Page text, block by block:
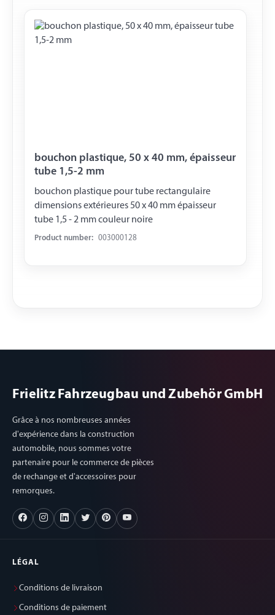
bouchon plastique, 50 x 40 mm, épaisseur
tube 1,5-2 mm
bouchon plastique pour tube rectangulaire
dimensions extérieures 50 x 40 mm épaisseur
tube 1,5 - 2 mm couleur noire
Product number: 003000128
Frielitz Fahrzeugbau und Zubehör GmbH
Grâce à nos nombreuses années
d'expérience dans la construction
automobile, nous sommes votre
partenaire pour le commerce de pièces
de rechange et d'accessoires pour
remorques.
LÉGAL
Conditions de livraison
Conditions de paiement